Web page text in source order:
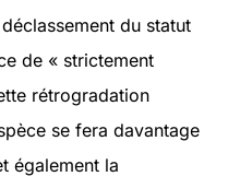
du statut
de « strictement
rétrogradation
se fera davantage
également la